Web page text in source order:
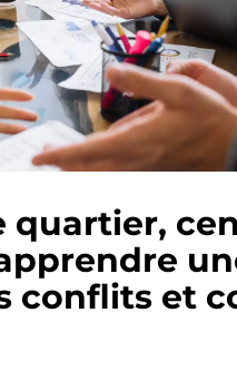
quartier,
conflits et